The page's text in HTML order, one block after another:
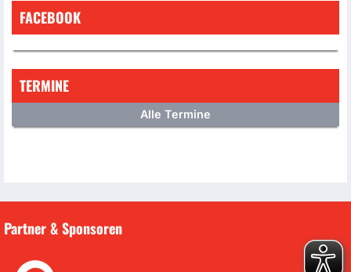
FACEBOOK
TERMINE
Alle Termine
Partner & Sponsoren